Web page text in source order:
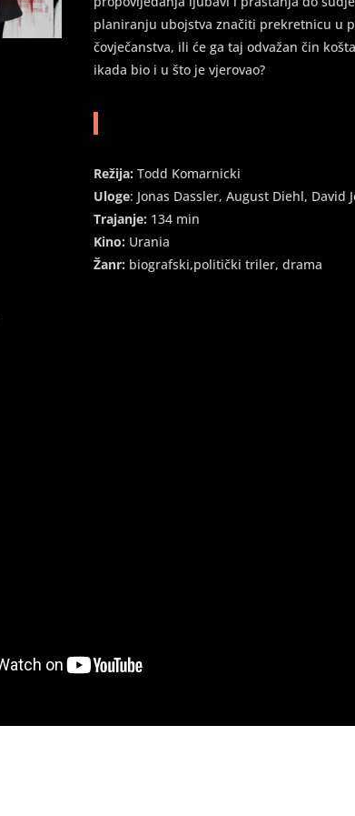
planiranju ubojstva značiti prekretnicu u
čovječanstva, ili će ga taj odvažan čin
ikada bio i u što je vjerovao?
Režija: Todd Komarnicki
Uloge: Jonas Dassler, August Diehl, David
Trajanje: 134 min
Kino: Urania
Žanr: biografski,politički triler, drama